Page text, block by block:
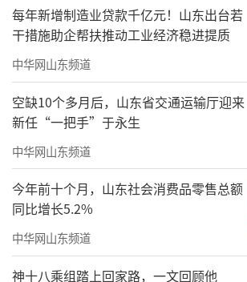
每年新增制造业贷款千亿元！山东出台若
干措施助企帮扶推动工业经济稳进提质
中华网山东频道
空缺10个多月后，山东省交通运输厅迎来
新任“一把手”于永生
中华网山东频道
今年前十个月，山东社会消费品零售总额
同比增长5.2%
中华网山东频道
神十八乘组踏上回家路，一文回顾他